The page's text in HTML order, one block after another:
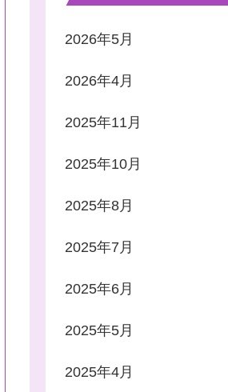
2026年5月
2026年4月
2025年11月
2025年10月
2025年8月
2025年7月
2025年6月
2025年5月
2025年4月